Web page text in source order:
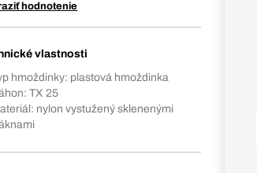
hodnotenie
vlastnosti
hmoždinky: plastová hmoždinka
TX 25
nylon vystužený sklenenými